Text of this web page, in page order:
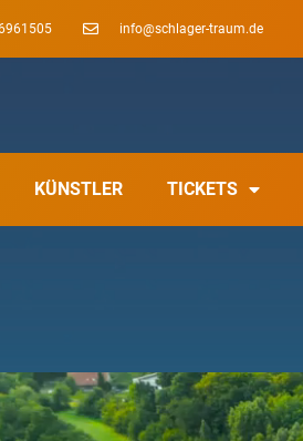
info@schlager-traum.de
KÜNSTLER TICKETS